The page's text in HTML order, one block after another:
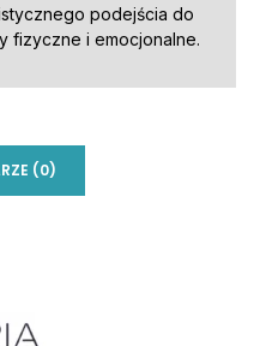
podejścia do
fizyczne i emocjonalne.
(0)